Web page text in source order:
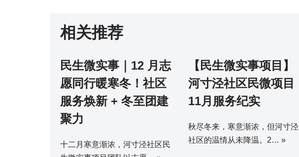
相关推荐
民生微实事｜12 月志
愿同行暖寒冬！社区
服务焕新 + 冬至团建
聚力
十二月寒意渐浓，河寸泾社区民
【民生微实事项目】
河寸泾社区民微项目
11月服务纪实
秋尽冬来，寒意渐浓，但河寸泾
社区的温情从未降温。2… »